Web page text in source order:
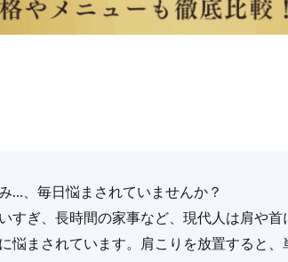
…、毎日悩まされていませんか？
すぎ、長時間の家事など、現代人は肩や首
悩まされています。肩こりを放置すると